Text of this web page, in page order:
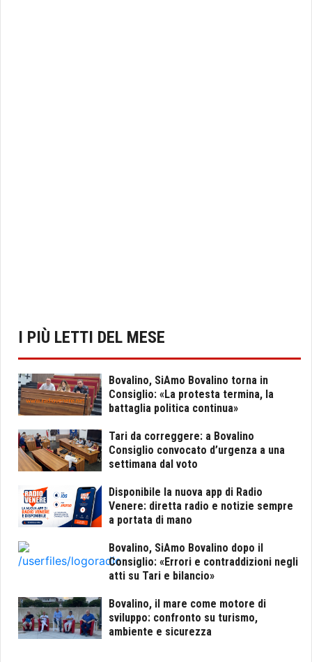
I PIÙ LETTI DEL MESE
Bovalino, SiAmo Bovalino torna in
Consiglio: «La protesta termina, la
battaglia politica continua»
Tari da correggere: a Bovalino
Consiglio convocato d’urgenza a una
settimana dal voto
Disponibile la nuova app di Radio
Venere: diretta radio e notizie sempre
a portata di mano
Bovalino, SiAmo Bovalino dopo il
Consiglio: «Errori e contraddizioni negli
atti su Tari e bilancio»
Bovalino, il mare come motore di
sviluppo: confronto su turismo,
ambiente e sicurezza